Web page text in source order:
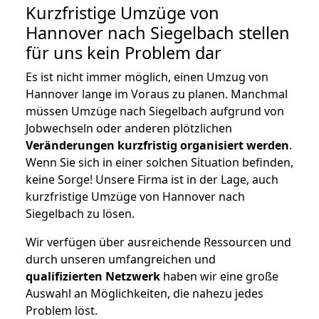
Kurzfristige Umzüge von
Hannover nach Siegelbach stellen
für uns kein Problem dar
Es ist nicht immer möglich, einen Umzug von
Hannover lange im Voraus zu planen. Manchmal
müssen Umzüge nach Siegelbach aufgrund von
Jobwechseln oder anderen plötzlichen
Veränderungen kurzfristig organisiert werden.
Wenn Sie sich in einer solchen Situation befinden,
keine Sorge! Unsere Firma ist in der Lage, auch
kurzfristige Umzüge von Hannover nach
Siegelbach zu lösen.
Wir verfügen über ausreichende Ressourcen und
durch unseren umfangreichen und
qualifizierten Netzwerk haben wir eine große
Auswahl an Möglichkeiten, die nahezu jedes
Problem löst.